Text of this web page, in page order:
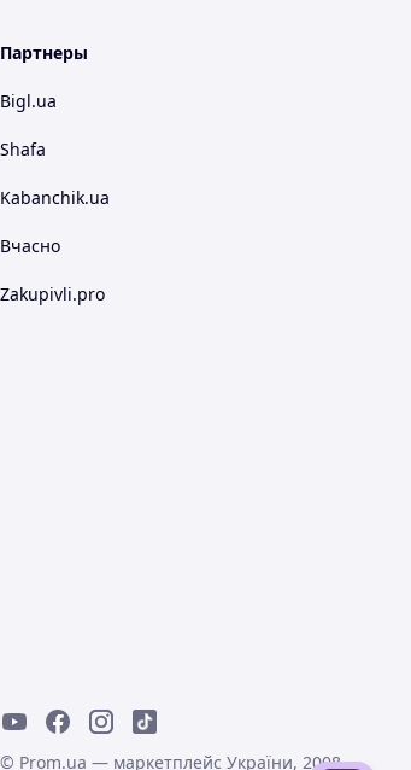
Партнеры
Bigl.ua
Shafa
Kabanchik.ua
Вчасно
Zakupivli.pro
© Prom.ua — маркетплейс України, 2008-